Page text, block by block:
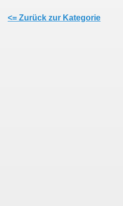
<= Zurück zur Kategorie